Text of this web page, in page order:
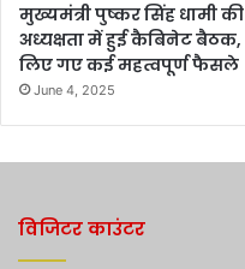
मुख्यमंत्री पुष्कर सिंह धामी की
अध्यक्षता में हुई कैबिनेट बैठक,
लिए गए कई महत्वपूर्ण फैसले
June 4, 2025
विजिटर काउंटर